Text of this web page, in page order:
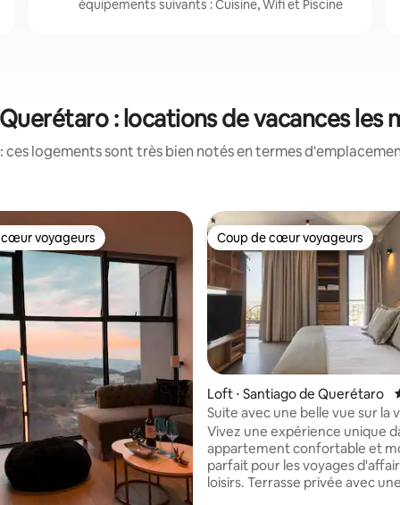
équipements suivants : Cuisine, Wifi et Piscine
: locations de vacances les
ces logements sont très bien notés en termes
sur la base de 14 commentaires : 5 sur 5
cœur voyageurs
voyageurs Coup de cœur voyageurs
Coup de cœur voyageurs
Loft ⋅ Santiago de Querétaro
Suite avec une belle vue sur la
Vivez une expérience unique
appartement confortable et
parfait pour les voyages
loisirs. Terrasse privée avec une vue